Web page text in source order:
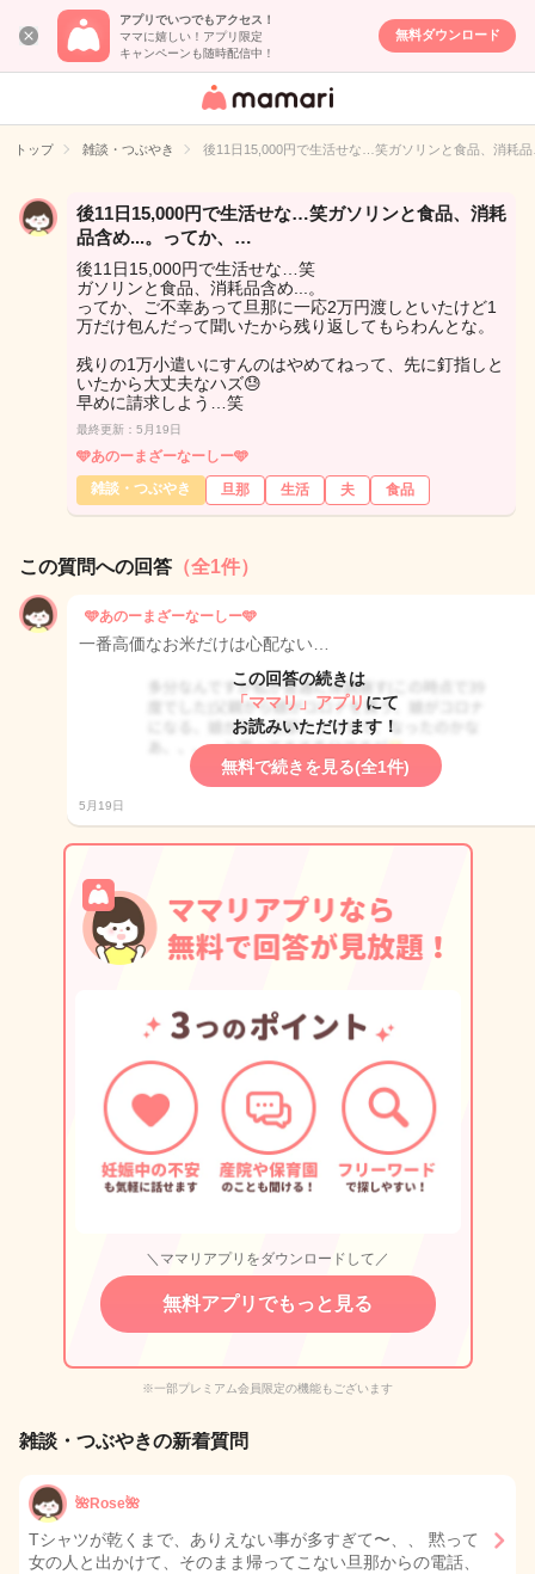
アプリでいつでもアクセス！
ママに嬉しい！アプリ限定
キャンペーンも随時配信中！
無料ダウンロード
女性専用匿名QA
イト
トップ 雑談・つぶやき 後11日15,000円で生活せな…笑ガソリンと食品、消耗
後11日15,000円で生活せな…笑ガソリンと食品、消耗
品含め...。ってか、…
後11日15,000円で生活せな…笑
ガソリンと食品、消耗品含め...。
ってか、ご不幸あって旦那に一応2万円渡しといたけど1
万だけ包んだって聞いたから残り返してもらわんとな。
残りの1万小遣いにすんのはやめてねって、先に釘指しと
いたから大丈夫なハズ😓
早めに請求しよう…笑
最終更新：5月19日
🩵あのーまざーなーしー🩵
雑談・つぶやき
旦那 生活 夫 食品
この質問への回答 （全1件）
🩵あのーまざーなーしー🩵
一番高価なお米だけは心配ない…
この回答の続きは
「ママリ」アプリ にて
お読みいただけます！
無料で続きを見る(全1件)
5月19日
＼ママリアプリをダウンロードして／
無料アプリでもっと見る
※一部プレミアム会員限定の機能もございます
雑談・つぶやきの新着質問
🌺Rose🌺
Tシャツが乾くまで、ありえない事が多すぎて〜、、 黙って
女の人と出かけて、そのまま帰ってこない旦那からの電話、